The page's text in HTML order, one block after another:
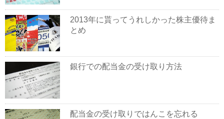
2013年に貰ってうれしかった株主優待ま
とめ
銀行での配当金の受け取り方法
配当金の受け取りではんこを忘れる